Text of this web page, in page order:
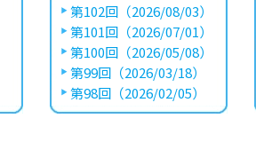
第102回（2026/08/03）
第101回（2026/07/01）
第100回（2026/05/08）
第99回（2026/03/18）
第98回（2026/02/05）